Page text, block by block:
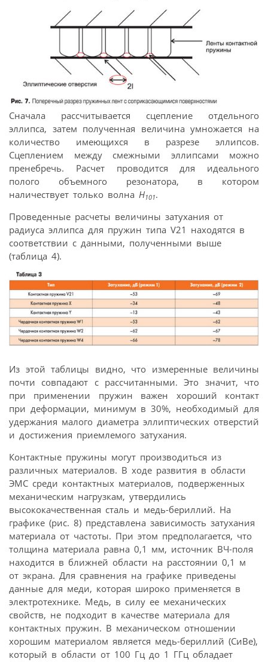
Сначала рассчитывается сцепление отдельного
эллипса, затем полученная величина умножается на
количество имеющихся в разрезе эллипсов.
Сцеплением между смежными эллипсами можно
пренебречь. Расчет проводится для идеального
полого объемного резонатора, в котором
наличествует только волна H101.
Проведенные расчеты величины затухания от
радиуса эллипса для пружин типа V21 находятся в
соответствии с данными, полученными выше
(таблица 4).
Из этой таблицы видно, что измеренные величины
почти совпадают с рассчитанными. Это значит, что
при применении пружин важен хороший контакт
при деформации, минимум в 30%, необходимый для
удержания малого диаметра эллиптических отверстий
и достижения приемлемого затухания.
Контактные пружины могут производиться из
различных материалов. В ходе развития в области
ЭМС среди контактных материалов, подверженных
механическим нагрузкам, утвердились
высококачественная сталь и медь-бериллий. На
графике (рис. 8) представлена зависимость затухания
материала от частоты. При этом предполагается, что
толщина материала равна 0,1 мм, источник ВЧ-поля
находится в ближней области на расстоянии 0,1 м
от экрана. Для сравнения на графике приведены
данные для меди, которая широко применяется в
электротехнике. Медь, в силу ее механических
свойств, не подходит в качестве материала для
контактных пружин. В механическом отношении
хорошим материалом является медь-бериллий (СиВе),
который в области от 100 Гц до 1 ГГц обладает